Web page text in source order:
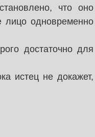
что оно
лицо одновременно
достаточно для
истец не докажет,